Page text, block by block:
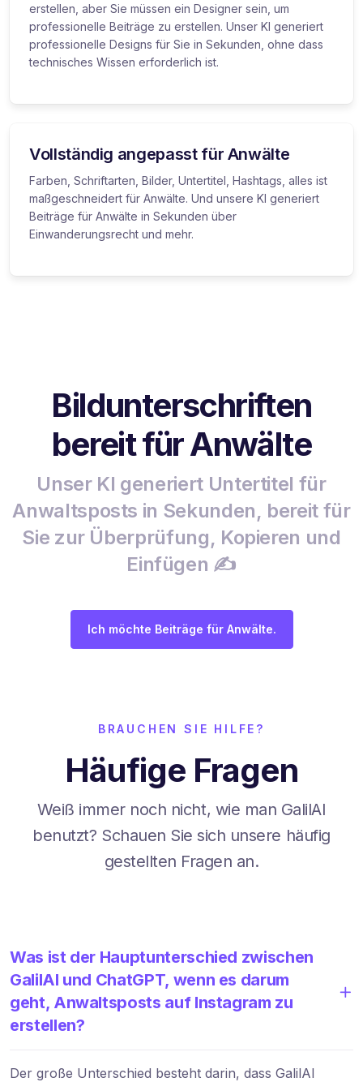
erstellen, aber Sie müssen ein Designer sein, um
professionelle Beiträge zu erstellen. Unser KI generiert
professionelle Designs für Sie in Sekunden, ohne dass
technisches Wissen erforderlich ist.
Vollständig angepasst für Anwälte
Farben, Schriftarten, Bilder, Untertitel, Hashtags, alles ist
maßgeschneidert für Anwälte. Und unsere KI generiert
Beiträge für Anwälte in Sekunden über
Einwanderungsrecht und mehr.
Bildunterschriften
bereit für Anwälte
Unser KI generiert Untertitel für
Anwaltsposts in Sekunden, bereit für
Sie zur Überprüfung, Kopieren und
Einfügen ✍️
Ich möchte Beiträge für Anwälte.
BRAUCHEN SIE HILFE?
Häufige Fragen
Weiß immer noch nicht, wie man GalilAI
benutzt? Schauen Sie sich unsere häufig
gestellten Fragen an.
Was ist der Hauptunterschied zwischen
GalilAI und ChatGPT, wenn es darum
geht, Anwaltsposts auf Instagram zu
erstellen?
Der große Unterschied besteht darin, dass GalilAI